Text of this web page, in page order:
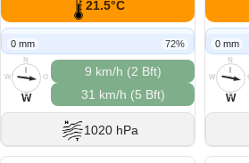
21.5°C
0 mm 72%
N
O
S
W
W
9 km/h (2 Bft)
31 km/h (5 Bft)
1020 hPa
0 mm
N
S
W
W